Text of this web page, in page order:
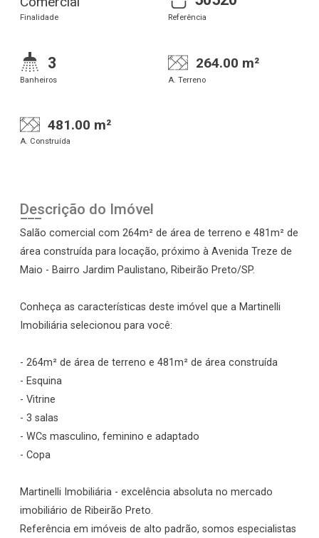
Finalidade Referência
3
Banheiros
264.00 m²
A. Terreno
481.00 m²
A. Construída
Descrição do Imóvel
Salão comercial com 264m² de área de terreno e 481m² de
área construída para locação, próximo à Avenida Treze de
Maio - Bairro Jardim Paulistano, Ribeirão Preto/SP.
Conheça as características deste imóvel que a Martinelli
Imobiliária selecionou para você:
- 264m² de área de terreno e 481m² de área construída
- Esquina
- Vitrine
- 3 salas
- WCs masculino, feminino e adaptado
- Copa
Martinelli Imobiliária - excelência absoluta no mercado
imobiliário de Ribeirão Preto.
Referência em imóveis de alto padrão, somos especialistas